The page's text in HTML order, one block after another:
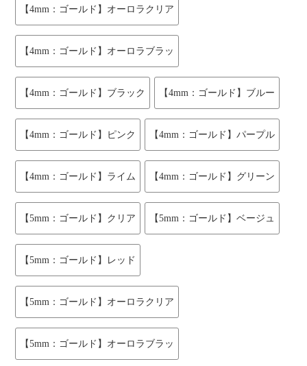
【4mm：ゴールド】オーロラクリア
【4mm：ゴールド】オーロラブラッ
【4mm：ゴールド】ブラック 【4mm：ゴールド】ブルー
【4mm：ゴールド】ピンク 【4mm：ゴールド】パープル
【4mm：ゴールド】ライム 【4mm：ゴールド】グリーン
【5mm：ゴールド】クリア 【5mm：ゴールド】ベージュ
【5mm：ゴールド】レッド
【5mm：ゴールド】オーロラクリア
【5mm：ゴールド】オーロラブラッ